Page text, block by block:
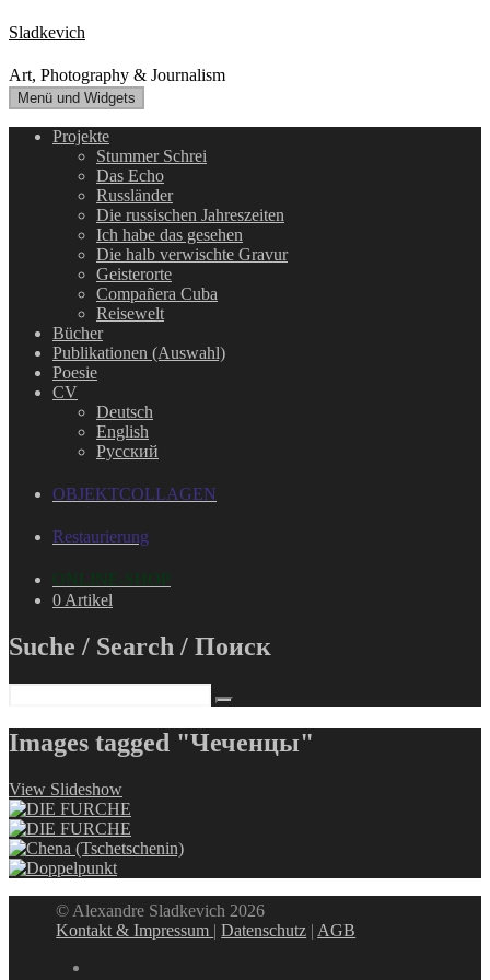
Zum
Inhalt
springen
Sladkevich
Art, Photography & Journalism
Menü und Widgets
Projekte
Stummer Schrei
Das Echo
Russländer
Die russischen Jahreszeiten
Ich habe das gesehen
Die halb verwischte Gravur
Geisterorte
Compañera Cuba
Reisewelt
Bücher
Publikationen (Auswahl)
Poesie
CV
Deutsch
English
Русский
OBJEKTCOLLAGEN
Restaurierung
ONLINE-SHOP
0 Artikel
Suche / Search / Поиск
Images tagged "Чеченцы"
View Slideshow
© Alexandre Sladkevich 2026
Kontakt & Impressum |Datenschutz | AGB